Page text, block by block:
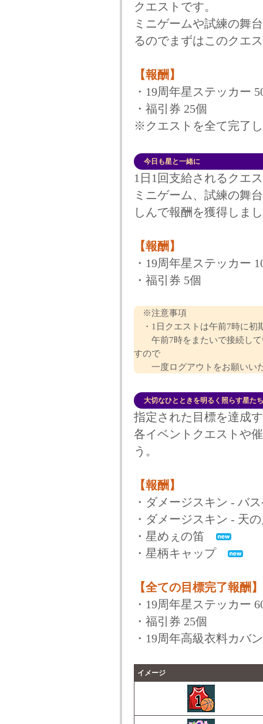
クエストです。
ミニゲームや試練の舞
るのでまずはこのクエ
【報酬】
・19周年星ステッカー
・福引券 25個
※クエストを全て完了
今日も星と一緒に
1日1回支給されるクエ
ミニゲーム、試練の舞
しんで報酬を獲得しま
【報酬】
・19周年星ステッカー
・福引券 5個
※注意事項
・1日クエストは午前7時に初
午前7時をまたいで接続して
すので
一度ログアウトをお願いい
大切なひとときを明るく照らす星たち
指定された目標を達成
各イベントクエストや
う。
【報酬】
・ダメージスキン - バ
・ダメージスキン - 天
・星めぇの笛
・星柄キャップ
【全ての目標完了報酬】
・19周年星ステッカー
・福引券 25個
・19周年高級衣料カ
イメージ